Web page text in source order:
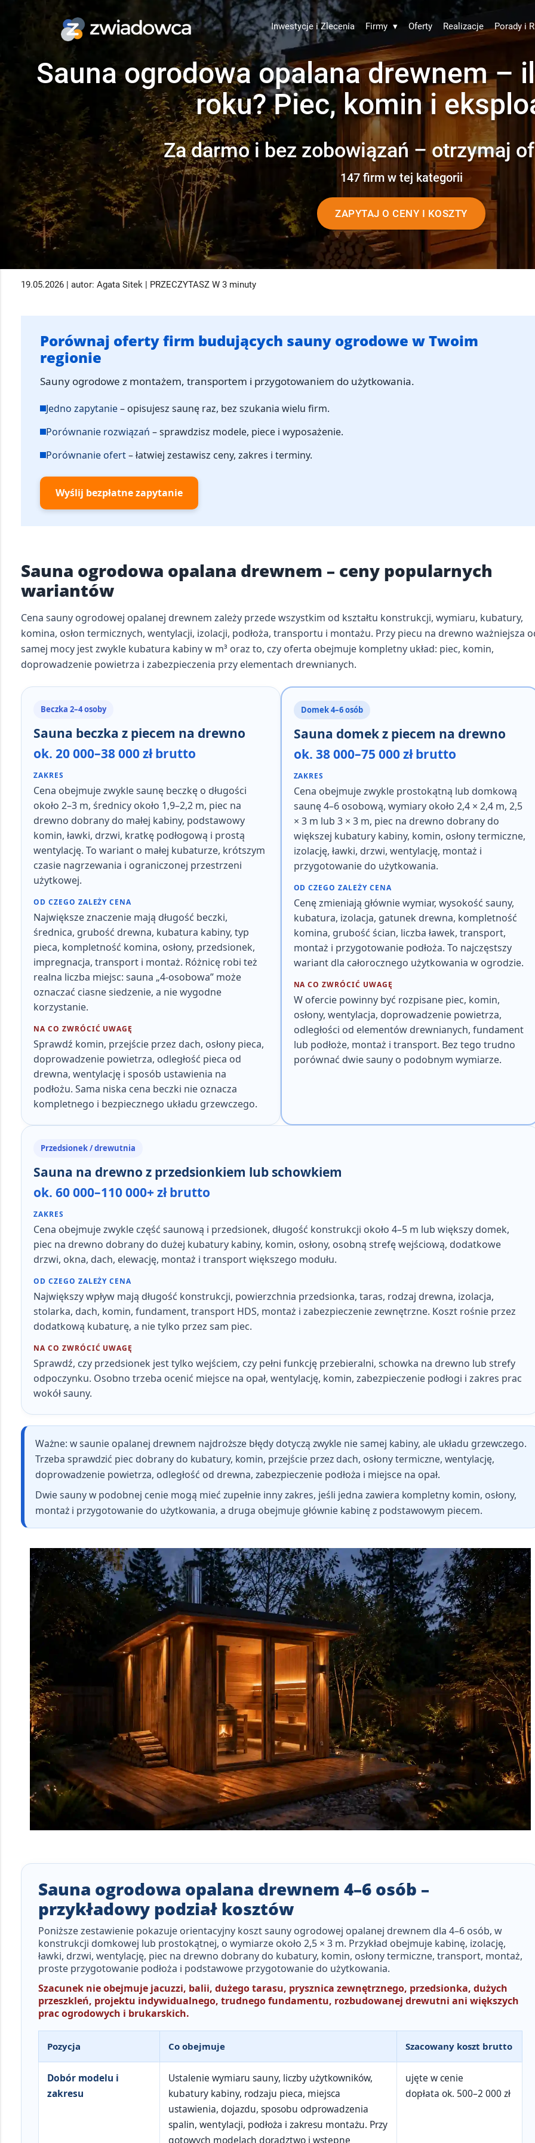
Inwestycje i Zlecenia Firmy ▾ Oferty Realizacje Porady i
Sauna ogrodowa opalana drewnem –
roku? Piec, komin i
Za darmo i bez zobowiązań – otrzymaj
147 firm w tej kategorii
ZAPYTAJ O CENY I KOSZTY
19.05.2026 | autor: Agata Sitek | PRZECZYTASZ W 3 minuty
Porównaj oferty firm budujących sauny ogrodowe w Twoim
regionie
Sauny ogrodowe z montażem, transportem i przygotowaniem do użytkowania.
Jedno zapytanie– opisujesz saunę raz, bez szukania wielu firm.
Porównanie rozwiązań – sprawdzisz modele, piece i wyposażenie.
Porównanie ofert– łatwiej zestawisz ceny, zakres i terminy.
Wyślij bezpłatne zapytanie
Sauna ogrodowa opalana drewnem – ceny popularnych
wariantów
Cena sauny ogrodowej opalanej drewnem zależy przede wszystkim od kształtu konstrukcji, wymiaru, kubatury,
komina, osłon termicznych, wentylacji, izolacji, podłoża, transportu i montażu. Przy piecu na drewno ważniejsza
samej mocy jest zwykle kubatura kabiny w m³ oraz to, czy oferta obejmuje kompletny układ: piec, komin,
doprowadzenie powietrza i zabezpieczenia przy elementach drewnianych.
Beczka 2–4 osoby
Sauna beczka z piecem na drewno
ok. 20 000–38 000 zł brutto
ZAKRES
Cena obejmuje zwyklesaunę beczkę o długości
około 2–3 m, średnicy około 1,9–2,2 m, piec na
drewno dobrany do małej kabiny, podstawowy
komin, ławki, drzwi, kratkę podłogową i prostą
wentylację. To wariant o małej kubaturze, krótszym
czasie nagrzewania i ograniczonej przestrzeni
użytkowej.
OD CZEGO ZALEŻY CENA
Największe znaczenie mają długość beczki,
średnica, grubość drewna, kubatura kabiny, typ
pieca, kompletność komina, osłony, przedsionek,
impregnacja, transport i montaż. Różnicę robi też
realna liczba miejsc: sauna „4-osobowa” może
oznaczać ciasne siedzenie, a nie wygodne
korzystanie.
NA CO ZWRÓCIĆ UWAGĘ
Sprawdź komin, przejście przez dach, osłony pieca,
doprowadzenie powietrza, odległość pieca od
drewna, wentylację i sposób ustawienia na
podłożu. Sama niska cena beczki nie oznacza
kompletnego i bezpiecznego układu grzewczego.
Domek 4–6 osób
Sauna domek z piecem na drewno
ok. 38 000–75 000 zł brutto
ZAKRES
Cena obejmuje zwykle prostokątną lub domkową
saunę 4–6 osobową, wymiary około 2,4 × 2,4 m, 2,5
× 3 m lub 3 × 3 m, piec na drewno dobrany do
większej kubatury kabiny, komin, osłony termiczne,
izolację, ławki, drzwi, wentylację, montaż i
przygotowanie do użytkowania.
OD CZEGO ZALEŻY CENA
Cenę zmieniają główniewymiar, wysokość sauny,
kubatura, izolacja, gatunek drewna, kompletność
komina, grubość ścian, liczba ławek, transport,
montaż i przygotowanie podłoża. To najczęstszy
wariant dla całorocznego użytkowania w ogrodzie.
NA CO ZWRÓCIĆ UWAGĘ
W ofercie powinny być rozpisane piec, komin,
osłony, wentylacja, doprowadzenie powietrza,
odległości od elementów drewnianych, fundament
lub podłoże, montaż i transport. Bez tego trudno
porównać dwie sauny o podobnym wymiarze.
Przedsionek / drewutnia
Sauna na drewno z przedsionkiem lub schowkiem
ok. 60 000–110 000+ zł brutto
ZAKRES
Cena obejmuje zwykle część saunową i przedsionek, długość konstrukcji około 4–5 m lub większy domek,
piec na drewno dobrany do dużej kubatury kabiny, komin, osłony, osobną strefę wejściową, dodatkowe
drzwi, okna, dach, elewację, montaż i transport większego modułu.
OD CZEGO ZALEŻY CENA
Największy wpływ mają długość konstrukcji, powierzchnia przedsionka, taras, rodzaj drewna, izolacja,
stolarka, dach, komin, fundament, transport HDS, montaż i zabezpieczenie zewnętrzne. Koszt rośnie przez
dodatkową kubaturę, a nie tylko przez sam piec.
NA CO ZWRÓCIĆ UWAGĘ
Sprawdź, czy przedsionek jest tylko wejściem, czy pełni funkcję przebieralni, schowka na drewno lub strefy
odpoczynku. Osobno trzeba ocenić miejsce na opał, wentylację, komin, zabezpieczenie podłogi i zakres prac
wokół sauny.
Ważne: w saunie opalanej drewnem najdroższe błędy dotyczą zwykle nie samej kabiny, ale układu grzewczego.
Trzeba sprawdzić piec dobrany do kubatury, komin, przejście przez dach, osłony termiczne, wentylację,
doprowadzenie powietrza, odległość od drewna, zabezpieczenie podłoża i miejsce na opał.
Dwie sauny w podobnej cenie mogą mieć zupełnie inny zakres, jeśli jedna zawiera kompletny komin, osłony,
montaż i przygotowanie do użytkowania, a druga obejmuje głównie kabinę z podstawowym piecem.
Sauna ogrodowa opalana drewnem 4–6 osób –
przykładowy podział kosztów
Poniższe zestawienie pokazuje orientacyjny kosztsauny ogrodowej opalanej drewnem dla 4–6 osób, w
konstrukcji domkowej lub prostokątnej, o wymiarze około 2,5 × 3 m. Przykład obejmuje kabinę, izolację,
ławki, drzwi, wentylację, piec na drewno dobrany do kubatury, komin, osłony termiczne, transport, montaż,
proste przygotowanie podłoża i podstawowe przygotowanie do użytkowania.
Szacunek nie obejmuje jacuzzi, balii, dużego tarasu, prysznica zewnętrznego, przedsionka, dużych
przeszkleń, projektu indywidualnego, trudnego fundamentu, rozbudowanej drewutni ani większych
prac ogrodowych i brukarskich.
Pozycja Co obejmuje Szacowany koszt brutto
Dobór modelu i
zakresu
Ustalenie wymiaru sauny, liczby użytkowników,
kubatury kabiny, rodzaju pieca, miejsca
ustawienia, dojazdu, sposobu odprowadzenia
spalin, wentylacji, podłoża i zakresu montażu. Przy
gotowych modelach doradztwo i wstępne
ujęte w cenie
dopłata ok. 500–2 000 zł